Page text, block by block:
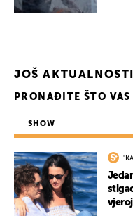
JOŠ AKTUALNOSTI
PRONAĐITE ŠTO
SHOW